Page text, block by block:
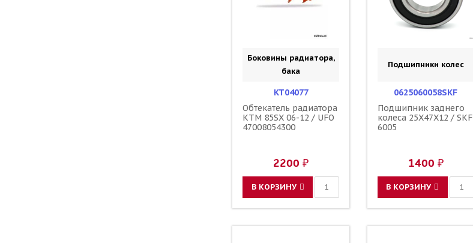
Боковины радиатора,
бака
KT04077
Обтекатель радиатора
KTM 85SX 06-12 / UFO
47008054300
2200 ₽
В КОРЗИНУ
Подшипники колес
0625060058SKF
Подшипник заднего
колеса 25X47X12 / SKF
6005
1400 ₽
В КОРЗИНУ